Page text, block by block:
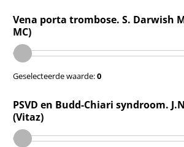
Vena porta trombose. S. Darwish
MC)
Geselecteerde waarde:0
PSVD en Budd-Chiari syndroom.
(Vitaz)